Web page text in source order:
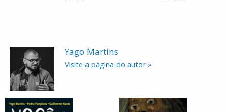
Yago Martins
Visite a página do autor »